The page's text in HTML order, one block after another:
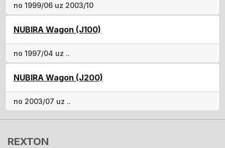
no 1999/06 uz 2003/10
NUBIRA Wagon (J100)
no 1997/04 uz ..
NUBIRA Wagon (J200)
no 2003/07 uz ..
REXTON